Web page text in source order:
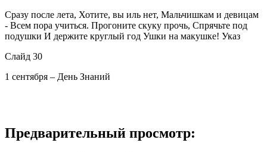
Сразу после лета, Хотите, вы иль нет, Мальчишкам и девицам
- Всем пора учиться. Прогоните скуку прочь, Спрячьте под
подушки И держите круглый год Ушки на макушке! Указ
Слайд 30
1 сентября – День Знаний
Предварительный просмотр: